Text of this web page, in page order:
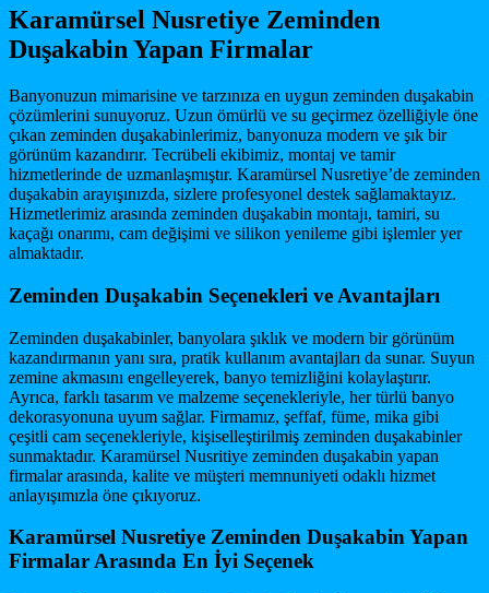
Karamürsel Nusretiye Zeminden
Duşakabin Yapan Firmalar
Banyonuzun mimarisine ve tarzınıza en uygun zeminden duşakabin
çözümlerini sunuyoruz. Uzun ömürlü ve su geçirmez özelliğiyle öne
çıkan zeminden duşakabinlerimiz, banyonuza modern ve şık bir
görünüm kazandırır. Tecrübeli ekibimiz, montaj ve tamir
hizmetlerinde de uzmanlaşmıştır. Karamürsel Nusretiye’de zeminden
duşakabin arayışınızda, sizlere profesyonel destek sağlamaktayız.
Hizmetlerimiz arasında zeminden duşakabin montajı, tamiri, su
kaçağı onarımı, cam değişimi ve silikon yenileme gibi işlemler yer
almaktadır.
Zeminden Duşakabin Seçenekleri ve Avantajları
Zeminden duşakabinler, banyolara şıklık ve modern bir görünüm
kazandırmanın yanı sıra, pratik kullanım avantajları da sunar. Suyun
zemine akmasını engelleyerek, banyo temizliğini kolaylaştırır.
Ayrıca, farklı tasarım ve malzeme seçenekleriyle, her türlü banyo
dekorasyonuna uyum sağlar. Firmamız, şeffaf, füme, mika gibi
çeşitli cam seçenekleriyle, kişiselleştirilmiş zeminden duşakabinler
sunmaktadır. Karamürsel Nusritiye zeminden duşakabin yapan
firmalar arasında, kalite ve müşteri memnuniyeti odaklı hizmet
anlayışımızla öne çıkıyoruz.
Karamürsel Nusretiye Zeminden Duşakabin Yapan
Firmalar Arasında En İyi Seçenek